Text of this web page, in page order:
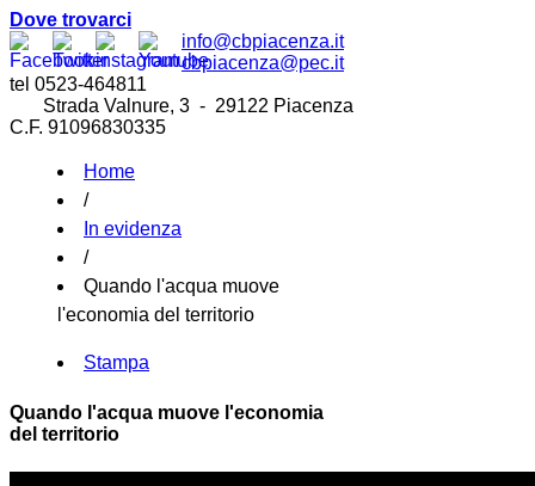
Dove trovarci
info@cbpiacenza.it
cbpiacenza@pec.it
tel 0523-464811
Strada Valnure, 3 - 29122 Piacenza
C.F. 91096830335
Home
/
In evidenza
/
Quando l'acqua muove
l'economia del territorio
Stampa
Quando l'acqua muove l'economia
del territorio